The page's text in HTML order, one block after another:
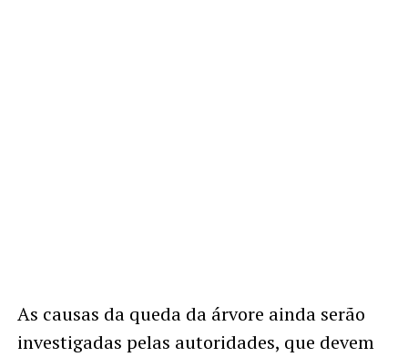
As causas da queda da árvore ainda serão
investigadas pelas autoridades, que devem